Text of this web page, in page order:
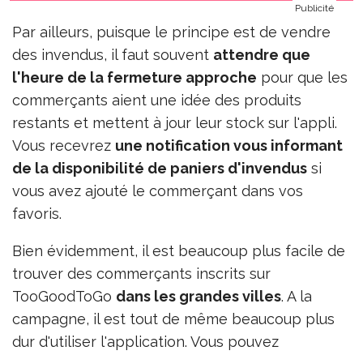
Publicité
Par ailleurs, puisque le principe est de vendre
des invendus, il faut souvent attendre que
l'heure de la fermeture approche pour que les
commerçants aient une idée des produits
restants et mettent à jour leur stock sur l'appli.
Vous recevrez une notification vous informant
de la disponibilité de paniers d'invendus si
vous avez ajouté le commerçant dans vos
favoris.
Bien évidemment, il est beaucoup plus facile de
trouver des commerçants inscrits sur
TooGoodToGo dans les grandes villes. A la
campagne, il est tout de même beaucoup plus
dur d'utiliser l'application. Vous pouvez